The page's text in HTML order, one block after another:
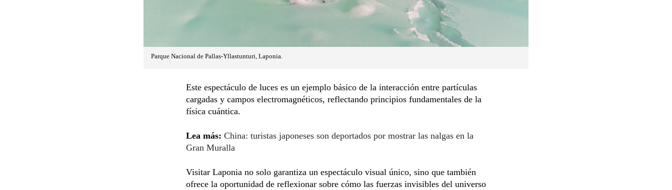
Parque Nacional de Pallas-Yllastunturi, Laponia.
Este espectáculo de luces es un ejemplo básico de la interacción entre partículas
cargadas y campos electromagnéticos, reflectando principios fundamentales de la
física cuántica.
Lea más: China: turistas japoneses son deportados por mostrar las nalgas en la
Gran Muralla
Visitar Laponia no solo garantiza un espectáculo visual único, sino que también
ofrece la oportunidad de reflexionar sobre cómo las fuerzas invisibles del universo